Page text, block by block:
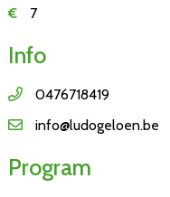
€
7
Info
0476718419
info@ludogeloen.be
Program